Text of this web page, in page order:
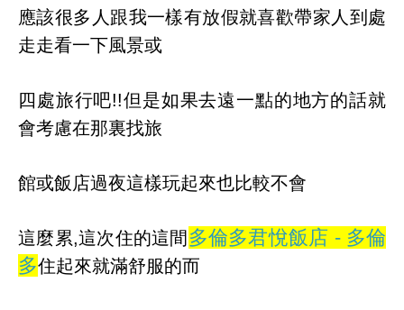
應該很多人跟我一樣有放假就喜歡帶家人到處
走走看一下風景或
四處旅行吧!!但是如果去遠一點的地方的話就
會考慮在那裏找旅
館或飯店過夜這樣玩起來也比較不會
這麼累,這次住的這間 多倫多君悅飯店 - 多倫
多住起來就滿舒服的而